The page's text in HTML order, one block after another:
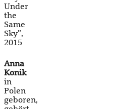
Under
the
Same
Sky”,
2015
Anna
Konik
in
Polen
geboren,